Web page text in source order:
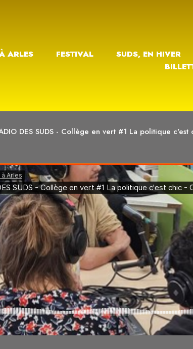
ARLES FESTIVAL SUDS, EN HIVER
DES SUDS - Collège en vert #1 La politique c'est